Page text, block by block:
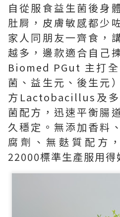
自從服食益生菌後身
肚屙，皮膚敏感都少
家人同朋友一齊食，
越多，邊款適合自己
Biomed PGut 主打
菌、益生元、後生元
方Lactobacillus及
菌配方，迅速平衡腸
久穩定。無添加香料
腐劑、無麩質配方
22000標準生產服用得